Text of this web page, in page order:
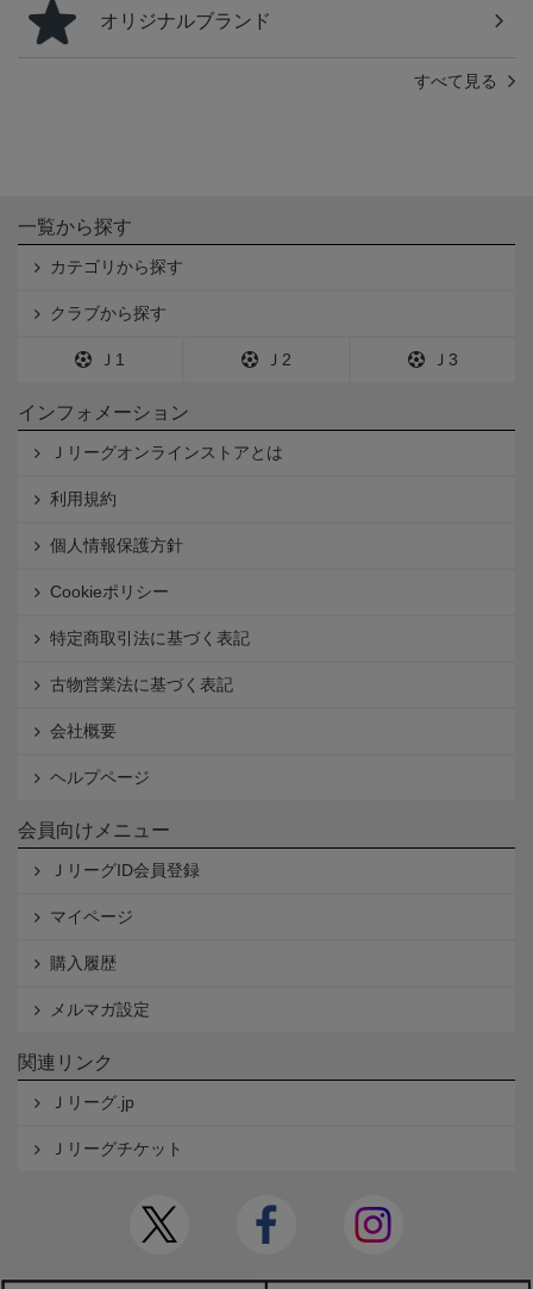
オリジナルブランド
すべて見る
一覧から探す
カテゴリから探す
クラブから探す
Ｊ1 Ｊ2 Ｊ3
インフォメーション
Ｊリーグオンラインストアとは
利用規約
個人情報保護方針
Cookieポリシー
特定商取引法に基づく表記
古物営業法に基づく表記
会社概要
ヘルプページ
会員向けメニュー
ＪリーグID会員登録
マイページ
購入履歴
メルマガ設定
関連リンク
Ｊリーグ.jp
Ｊリーグチケット